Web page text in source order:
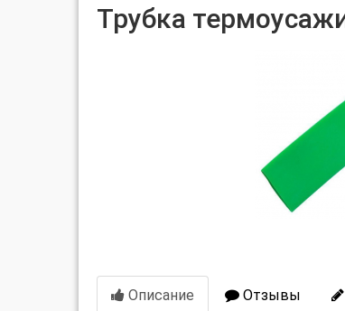
Трубка
Описание Отзывы